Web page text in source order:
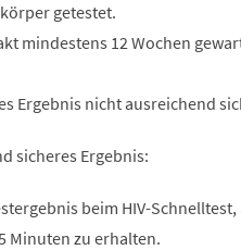
getestet.
mindestens 12 Wochen
Ergebnis nicht ausreichend
sicheres Ergebnis:
beim HIV-
Minuten zu erhalten.